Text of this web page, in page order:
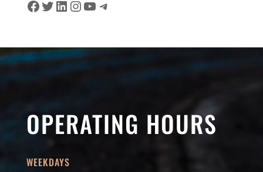
Facebook
Twitter
LinkedIn
Instagram
YouTube
Telegram
OPERATING HOURS
WEEKDAYS